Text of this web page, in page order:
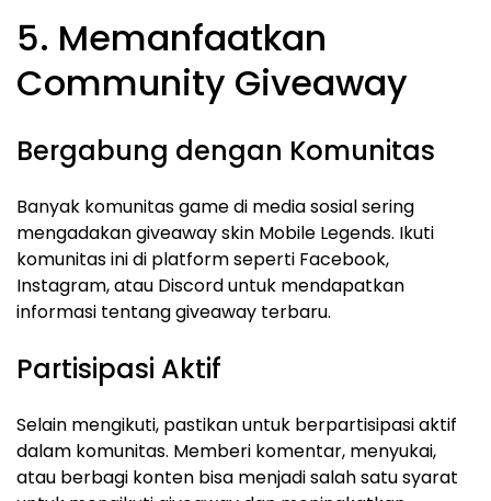
5. Memanfaatkan
Community Giveaway
Bergabung dengan Komunitas
Banyak komunitas game di media sosial sering
mengadakan giveaway skin Mobile Legends. Ikuti
komunitas ini di platform seperti Facebook,
Instagram, atau Discord untuk mendapatkan
informasi tentang giveaway terbaru.
Partisipasi Aktif
Selain mengikuti, pastikan untuk berpartisipasi aktif
dalam komunitas. Memberi komentar, menyukai,
atau berbagi konten bisa menjadi salah satu syarat